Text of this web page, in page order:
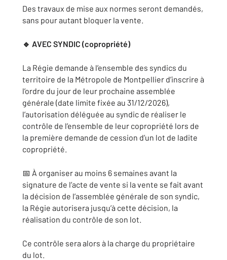
Des travaux de mise aux normes seront demandés,
sans pour autant bloquer la vente.
🔹 AVEC SYNDIC (copropriété)
La Régie demande à l’ensemble des syndics du
territoire de la Métropole de Montpellier d’inscrire à
l’ordre du jour de leur prochaine assemblée
générale (date limite fixée au 31/12/2026),
l’autorisation déléguée au syndic de réaliser le
contrôle de l’ensemble de leur copropriété lors de
la première demande de cession d’un lot de ladite
copropriété.
📅 À organiser au moins 6 semaines avant la
signature de l’acte de vente si la vente se fait avant
la décision de l’assemblée générale de son syndic,
la Régie autorisera jusqu’à cette décision, la
réalisation du contrôle de son lot.
Ce contrôle sera alors à la charge du propriétaire
du lot.